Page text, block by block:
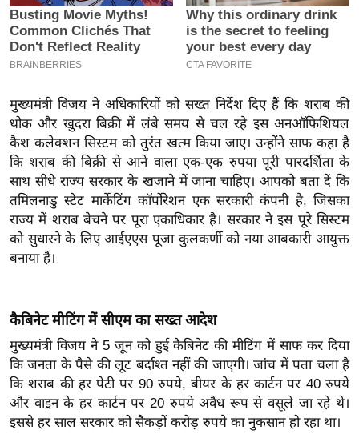
इ
म
ई
पे
प
र
मि
सा
ल
बे
ल
ख्सि
य
त
यं
मुख्यमंत्री विजय ने अधिकारियों को सख्त निर्देश दिए हैं कि शराब की
थोक और खुदरा बिक्री में लंबे समय से चल रहे इस अनऑफिशियल
कैश कलेक्शन सिस्टम को तुरंत खत्म किया जाए। उन्होंने साफ कहा है
कि शराब की बिक्री से आने वाला एक-एक रुपया पूरी पारदर्शिता के
साथ सीधे राज्य सरकार के खजाने में जाना चाहिए। आपको बता दें कि
तमिलनाडु स्टेट मार्केटिंग कॉर्पोरेशन एक सरकारी कंपनी है, जिसका
राज्य में शराब बेचने पर पूरा एकाधिकार है। सरकार ने इस पूरे सिस्टम
को सुधारने के लिए आईएएस पूजा कुलकर्णी को नया आबकारी आयुक्त
बनाया है।
कैबिनेट मीटिंग में सीएम का सख्त आदेश
मुख्यमंत्री विजय ने 5 जून को हुई कैबिनेट की मीटिंग में साफ कर दिया
कि जनता के पैसे की लूट बर्दाश्त नहीं की जाएगी। जांच में पता चला है
कि शराब की हर पेटी पर 90 रुपये, बीयर के हर कार्टन पर 40 रुपये
और वाइन के हर कार्टन पर 20 रुपये अवैध रूप से वसूले जा रहे थे।
इससे हर साल सरकार को सैकड़ों करोड़ रुपये का नुकसान हो रहा था।